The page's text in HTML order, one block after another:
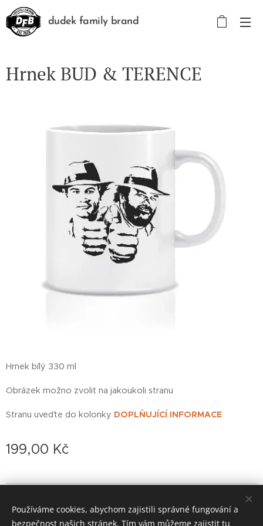
dudek family brand
Hrnek BUD & TERENCE
Hrnek bílý 330 ml
Obrázek možno zvolit na jakoukoli stranu
Stranu uveďte do kolonky DOPLŇUJÍCÍ INFORMACE
199,00 Kč
zoufalá doba si žádá zoufalé činy (od roku 2020)
Cookies
Používáme cookies, abychom zajistili správné fungování a
bezpečnost našich stránek. Tím vám můžeme zajistit tu